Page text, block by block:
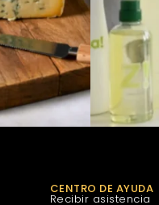
CENTRO DE AYUDA
Recibir asistencia